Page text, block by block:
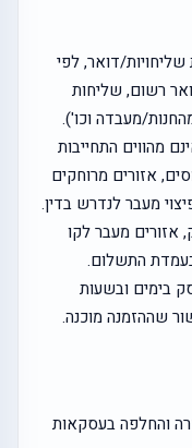
דואר, לפי
רשום, שליחות
מעבדה וכו').
מהווים התחייבות
אזורים מרוחקים
מעבר לנדרש בדין.
אזורים מעבר לקו
בעמדת התשלום.
בימים ובשעות
שההזמנה מוכנה.
והחלפה בעסקאות